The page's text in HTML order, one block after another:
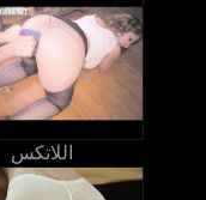
اللاتكس